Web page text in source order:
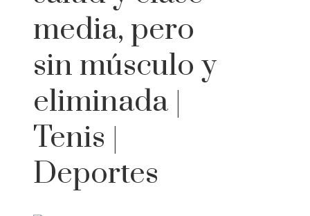
media, pero
sin músculo y
eliminada |
Tenis |
Deportes